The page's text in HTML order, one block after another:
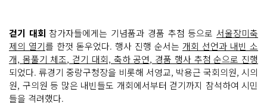
걷기 대회 참가자들에게는 기념품과 경품 추첨 등으로서울장미축
제의 열기를 한껏 돋우었다. 행사 진행 순서는 개회 선언과 내빈 소
개, 몸풀기 체조, 걷기 대회, 축하 공연, 경품 행사 추첨 순으로 진행
되었다. 류경기 중랑구청장을 비롯해 서영교, 박용근 국회의원, 시의
원, 구의원 등 많은 내빈들도 개회에서부터 걷기까지 참석하여 시민
들을 격려했다.